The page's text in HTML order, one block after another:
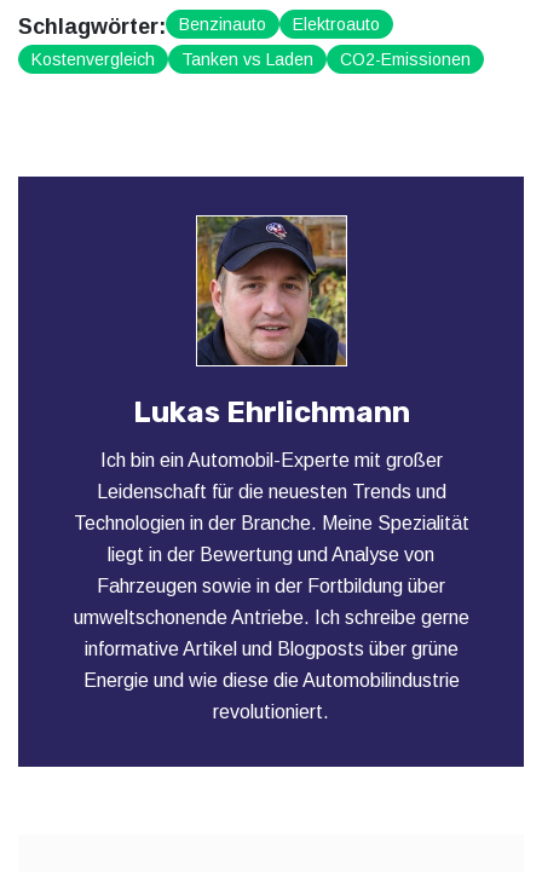
Schlagwörter: Benzinauto
Elektroauto
Kostenvergleich
Tanken vs Laden CO2-Emissionen
Lukas Ehrlichmann
Ich bin ein Automobil-Experte mit großer
Leidenschaft für die neuesten Trends und
Technologien in der Branche. Meine Spezialität
liegt in der Bewertung und Analyse von
Fahrzeugen sowie in der Fortbildung über
umweltschonende Antriebe. Ich schreibe gerne
informative Artikel und Blogposts über grüne
Energie und wie diese die Automobilindustrie
revolutioniert.